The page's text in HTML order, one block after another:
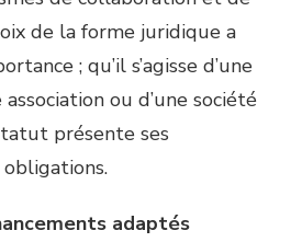
de la forme juridique a
; qu’il s’agisse d’une
association ou d’une société
présente ses
adaptés